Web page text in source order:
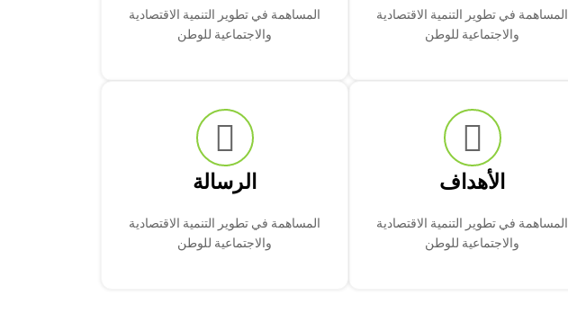
المساهمة في تطوير التنمية الاقتصادية
والاجتماعية للوطن
المساهمة في تطوير التنمية الاقتصادية
والاجتماعية للوطن
الأهداف
المساهمة في تطوير التنمية الاقتصادية
والاجتماعية للوطن
الرسالة
المساهمة في تطوير التنمية الاقتصادية
والاجتماعية للوطن